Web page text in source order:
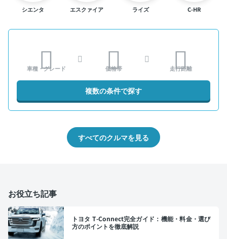
シエンタ エスクァイア ライズ C-HR
車種・グレード 価格帯 走行距離
複数の条件で探す
すべてのクルマを見る
お役立ち記事
トヨタ T-Connect完全ガイド：機能・料金・選び
方のポイントを徹底解説